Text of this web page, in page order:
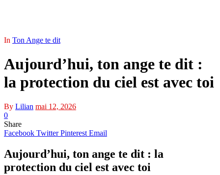
In Ton Ange te dit
Aujourd’hui, ton ange te dit :
la protection du ciel est avec toi
By Lilian mai 12, 2026
0
Share
Facebook Twitter Pinterest Email
Aujourd’hui, ton ange te dit : la
protection du ciel est avec toi